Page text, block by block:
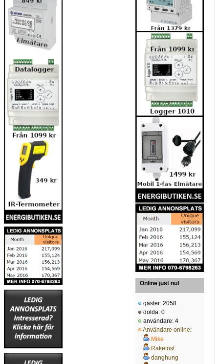
Online just nu!
gäster: 2058
dolda: 0
användare: 4
Användare online:
Mike
Raketost
danghung